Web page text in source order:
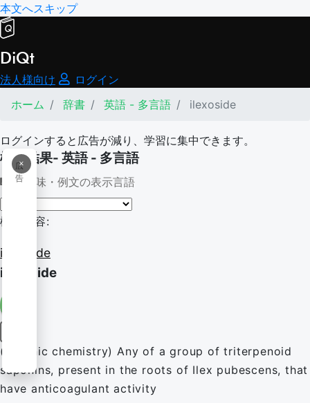
本文へスキップ
DiQt
法人様向け
ログイン
ホーム
辞書 英語 - 多言語 ilexoside
ログインすると広告が減り、学習に集中できます。
×
広
告
検索結果- 英語 - 多言語
意味・例文の表示言語
検索内容:
ilexoside
ilexoside
(organic chemistry) Any of a group of triterpenoid
saponins, present in the roots of Ilex pubescens, that
have anticoagulant activity